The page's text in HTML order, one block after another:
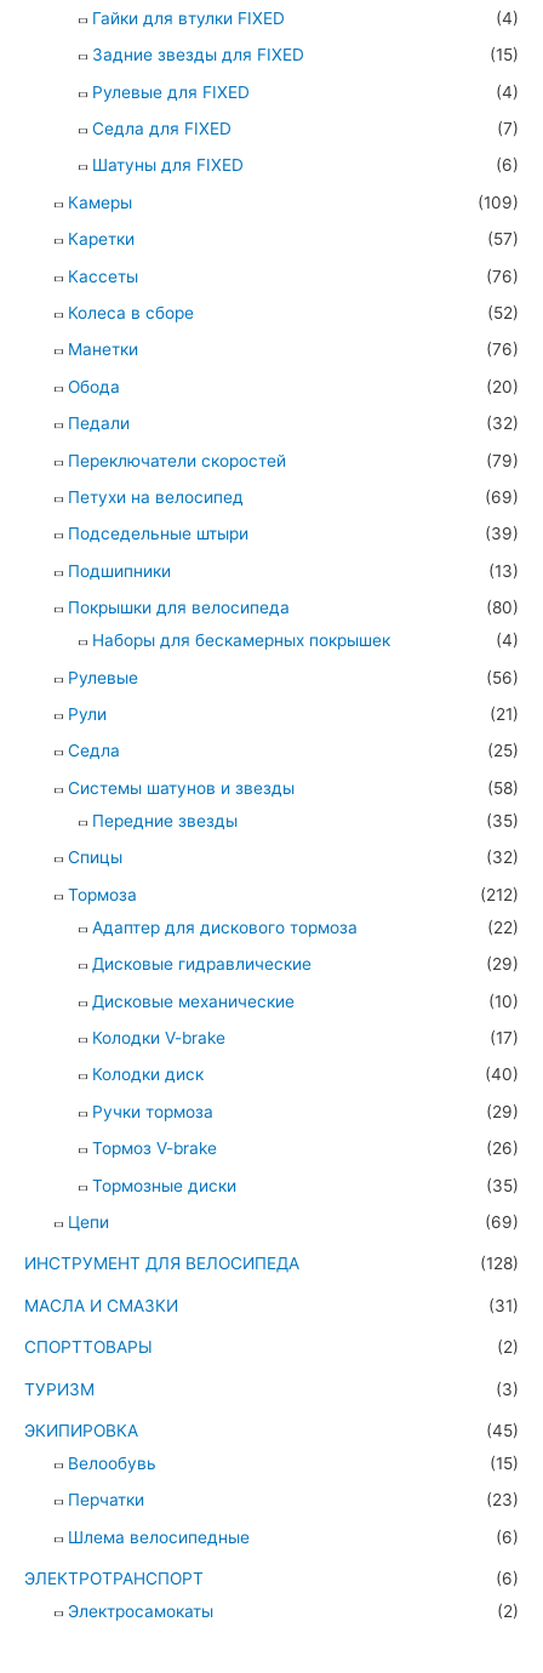
Гайки для втулки FIXED
(4)
Задние звезды для FIXED
(15)
Рулевые для FIXED
(4)
Седла для FIXED
(7)
Шатуны для FIXED
(6)
Камеры
(109)
Каретки
(57)
Кассеты
(76)
Колеса в сборе
(52)
Манетки
(76)
Обода
(20)
Педали
(32)
Переключатели скоростей
(79)
Петухи на велосипед
(69)
Подседельные штыри
(39)
Подшипники
(13)
Покрышки для велосипеда
(80)
Наборы для бескамерных покрышек
(4)
Рулевые
(56)
Рули
(21)
Седла
(25)
Системы шатунов и звезды
(58)
Передние звезды
(35)
Спицы
(32)
Тормоза
(212)
Адаптер для дискового тормоза
(22)
Дисковые гидравлические
(29)
Дисковые механические
(10)
Колодки V-brake
(17)
Колодки диск
(40)
Ручки тормоза
(29)
Тормоз V-brake
(26)
Тормозные диски
(35)
Цепи
(69)
ИНСТРУМЕНТ ДЛЯ ВЕЛОСИПЕДА (128)
МАСЛА И СМАЗКИ (31)
СПОРТТОВАРЫ (2)
ТУРИЗМ (3)
ЭКИПИРОВКА
(45)
Велообувь
(15)
Перчатки
(23)
Шлема велосипедные
(6)
ЭЛЕКТРОТРАНСПОРТ
(6)
Электросамокаты
(2)